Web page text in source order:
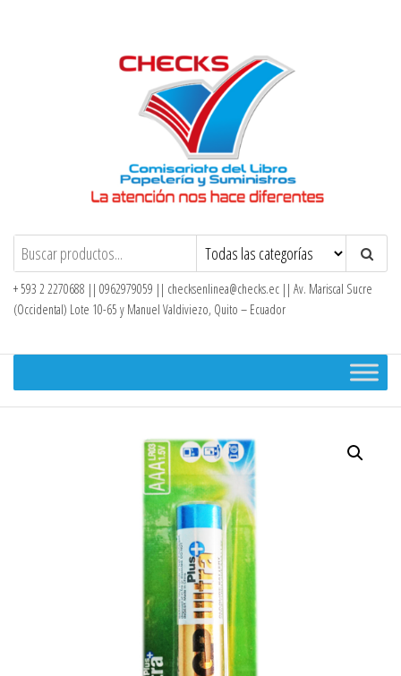
Checks – Tienda en Línea
+ 593 2 2270688 || 0962979059 || checksenlinea@checks.ec || Av. Mariscal Sucre
(Occidental) Lote 10-65 y Manuel Valdiviezo, Quito – Ecuador